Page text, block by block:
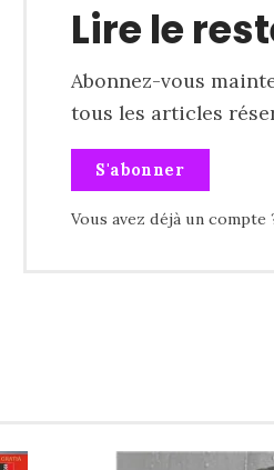
Lire le
Abonnez-vous
tous les articles
S'abonner
Vous avez déjà un compte